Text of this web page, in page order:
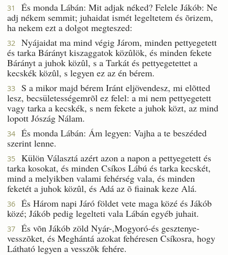
31
És monda Lábán: Mit adjak néked? Felele Jákób: Ne
adj nékem semmit; juhaidat ismét legeltetem és õrizem,
ha nekem ezt a dolgot megteszed:
32
Nyájaidat ma mind végig Járom, minden pettyegetett
és tarka Bárányt kiszaggatok közûlök, és minden fekete
Bárányt a juhok közûl, s a Tarkát és pettyegetettet a
kecskék közûl, s legyen ez az én bérem.
33
S a mikor majd bérem Iránt eljövendesz, mi elõtted
lesz, becsületességemrõl ez felel: a mi nem pettyegetett
vagy tarka a kecskék, s nem fekete a juhok közt, az mind
lopott Jószág Nálam.
34
És monda Lábán: Ám legyen: Vajha a te beszéded
szerint lenne.
35
Külön Választá azért azon a napon a pettyegetett és
tarka kosokat, és minden Csíkos Lábú és tarka kecskét,
mind a melyikben valami fehérség vala, és minden
feketét a juhok közûl, és Adá az õ fiainak keze Alá.
36
És Három napi Járó földet vete maga közé és Jákób
közé; Jákób pedig legelteti vala Lábán egyéb juhait.
37
És võn Jákób zöld Nyár-,Mogyoró-és gesztenye-
vesszõket, és Meghántá azokat fehéresen Csíkosra, hogy
Látható legyen a vesszõk fehére.